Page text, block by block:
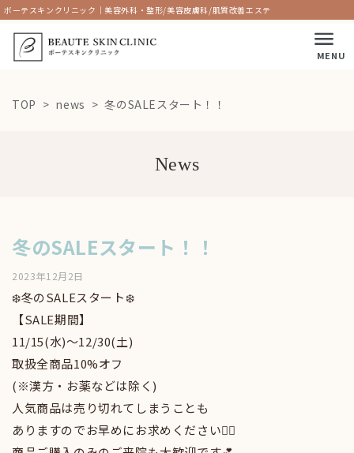
ボーテスキンクリニック｜美容外科・整形/美容皮膚科/肌質改善エステ
MENU
TOP news 冬のSALEスタート！！
News
冬のSALEスタート！！
2023年12月2日
❄️冬のSALEスタート❄️
【SALE期間】
11/15(水)〜12/30(土)
取扱全商品10%オフ
(※漢方・お薬などは除く)
人気商品は売り切れてしまうことも
ありますのでお早めにお求めください❤️‍🔥